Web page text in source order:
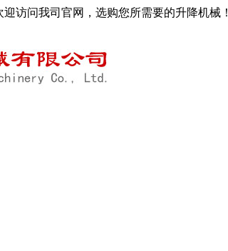
访问我司官网，选购您所需要的升降机械！